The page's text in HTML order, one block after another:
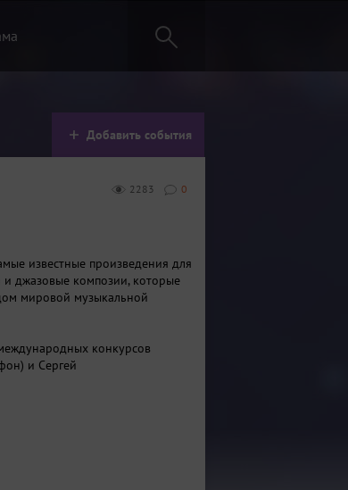
Добавить события
0
2283
известные произведения для
и джазовые композии, которые
мировой музыкальной
конкурсов
и Сергей